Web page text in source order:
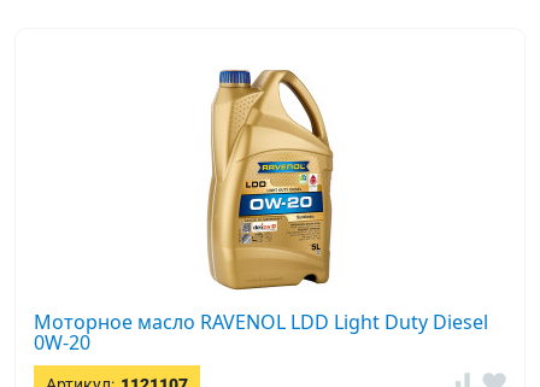
Моторное масло RAVENOL LDD Light Duty Diesel
0W-20